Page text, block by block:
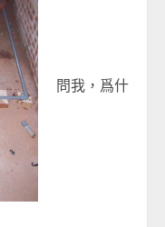
問我，爲什